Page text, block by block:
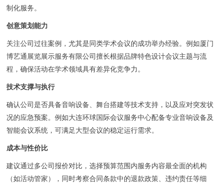
制化服务。
创意策划能力
关注公司过往案例，尤其是同类学术会议的成功举办经验。例如厦门
博艺通展览展示服务有限公司擅长根据品牌特色设计会议主题与流
程，确保活动在学术领域具有差异化竞争力。
技术支撑与执行
确认公司是否具备音响设备、舞台搭建等技术支持，以及应对突发状
况的应急预案。例如大连环球国际会议服务中心配备专业音响设备及
智能会议系统，可满足大型会议的稳定运行需求。
成本与性价比
建议通过多公司报价对比，选择预算范围内服务内容最全面的机构
（如活动管家），同时考察合同条款中的退款政策、违约责任等细